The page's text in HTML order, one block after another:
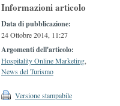
Informazioni articolo
Data di pubblicazione:
24 Ottobre 2014, 11:27
Argomenti dell'articolo:
Hospitality Online Marketing,
News del Turismo
Versione stampabile